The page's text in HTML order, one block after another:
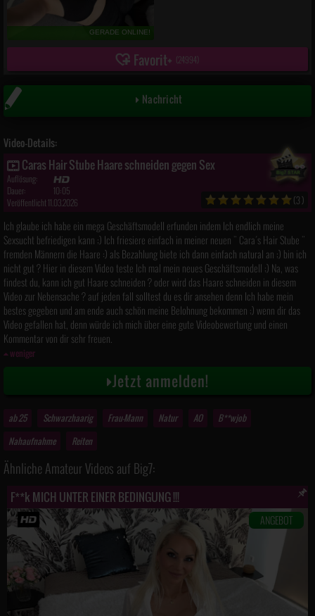
GERADE ONLINE!
Favorit (24994)
Nachricht
Video-Details:
Caras Hair Stube Haare schneiden gegen Sex
Auflösung:
Dauer:
10:05
Veröffentlicht 11.03.2026
(3)
Ich glaube ich habe ein mega Geschäftsmodell erfunden indem Ich endlich meine
Sexsucht befriedigen kann ;) Ich friesiere einfach in meiner neuen " Cara´s Hair Stube "
fremden Männern die Haare :) als Bezahlung biete ich dann einfach natural an ;) bin ich
nicht gut ? Hier in diesem Video teste Ich mal mein neues Geschäftsmodell ;) Na, was
findest du, kann ich gut Haare schneiden ? oder wird das Haare schneiden in diesem
Video zur Nebensache ? auf jeden fall solltest du es dir ansehen denn Ich habe mein
bestes gegeben und am ende auch schön meine Belohnung bekommen ;) wenn dir das
Video gefallen hat, denn würde ich mich über eine gute Videobewertung und einen
Kommentar von dir sehr freuen.
weniger
Jetzt anmelden!
ab 25 Schwarzhaarig Frau-Mann Natur AO
B**wjob
Nahaufnahme
Reiten
Ähnliche Amateur Videos auf Big7:
F**k MICH UNTER EINER BEDINGUNG !!!
ANGEBOT